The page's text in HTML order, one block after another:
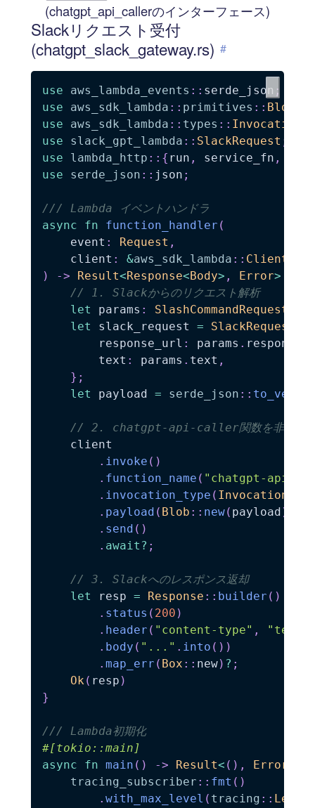
(chatgpt_api_callerのインターフェース)
Slackリクエスト受付
(chatgpt_slack_gateway.rs) #
use aws_lambda_events :: serde_json ;
use
aws_sdk_lambda :: primitives :: Blob
use
aws_sdk_lambda :: types ::
use
slack_gpt_lambda :: SlackRequest ;
use
lambda_http :: { run , service_fn ,
use
serde_json :: json ;
/// Lambda イベントハンドラ
async
fn function_handler (
    event
: Request ,
    client
: &aws_sdk_lambda :: Client
)
-> Result<Response<Body> , Error>
// 1. Slackからのリクエスト解析
let
params : SlashCommandRequest
let
slack_request = SlackRequest
        response_url
: params .
        text
: params . text ,
} ;
let
payload = serde_json :: to_vec
// 2. chatgpt-api-caller関数を非同期で
    client
. invoke ( )
. function_name ( "chatgpt-api-
. invocation_type (
. payload ( Blob :: new( payload )
. send ( )
. await ? ;
// 3. Slackへのレスポンス返却
let
resp = Response :: builder ( )
. status ( 200 )
. header ( "content-type" ,
"text/
. body ( "..." . into ( ) )
. map_err ( Box :: new) ? ;
Ok( resp )
}
/// Lambda初期化
#[tokio::main]
async
fn main ( ) -> Result< ( ) , Error
tracing_subscriber :: fmt ( )
. with_max_level ( tracing :: Level